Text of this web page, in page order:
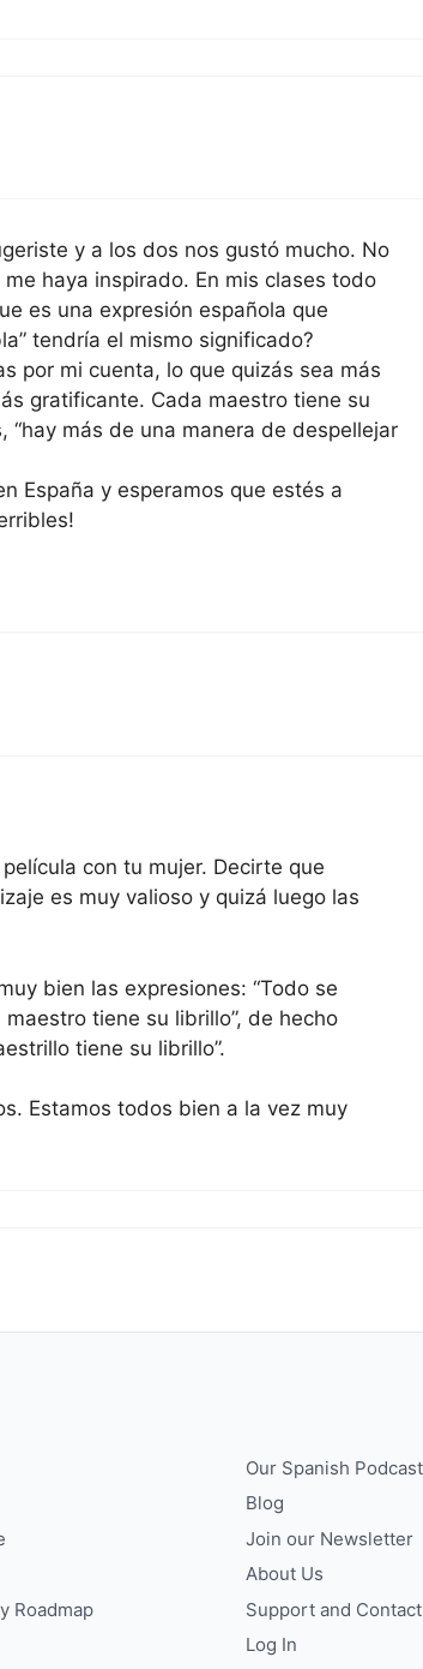
y a los dos nos gustó mucho. No
haya inspirado. En mis clases todo
es una expresión española que
tendría el mismo significado?
por mi cuenta, lo que quizás sea más
gratificante. Cada maestro tiene su
más de una manera de despellejar
España y esperamos que estés a
con tu mujer. Decirte que
es muy valioso y quizá luego las
bien las expresiones: “Todo se
tiene su librillo”, de hecho
tiene su librillo”.
Estamos todos bien a la vez muy
Roadmap
Our Spanish
Blog
Join our Newsletter
About Us
Support and Contact
Log In